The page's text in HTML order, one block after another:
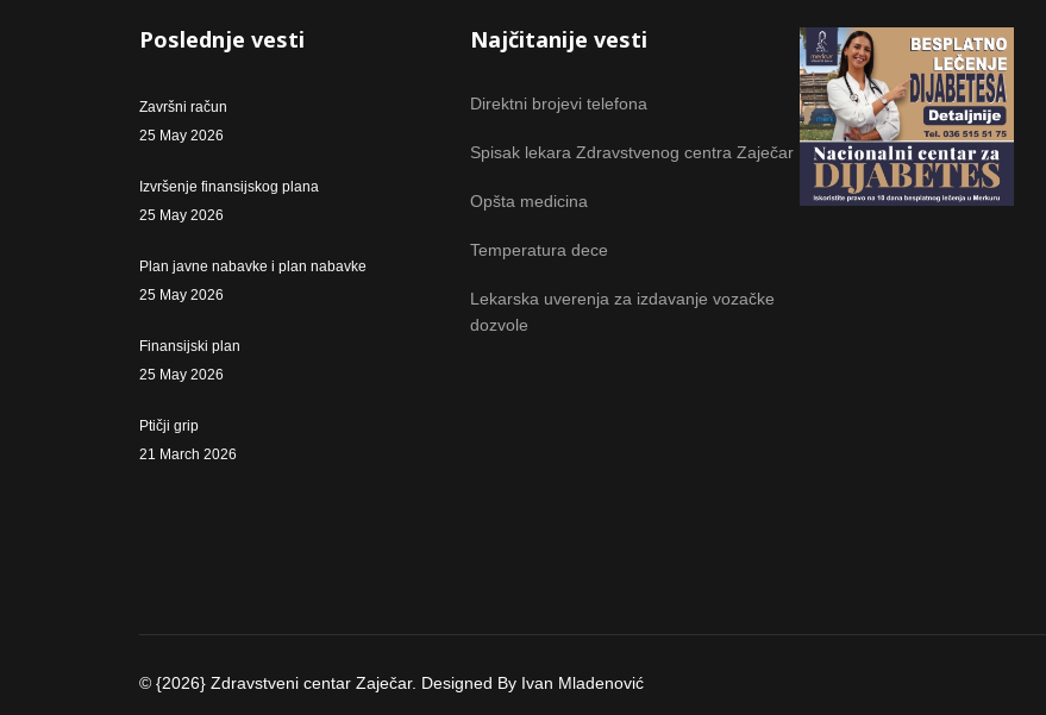
Poslednje vesti
Završni račun
25 May 2026
Izvršenje finansijskog plana
25 May 2026
Plan javne nabavke i plan nabavke
25 May 2026
Finansijski plan
25 May 2026
Ptičji grip
21 March 2026
Najčitanije vesti
Direktni brojevi telefona
Spisak lekara Zdravstvenog centra Zaječar
Opšta medicina
Temperatura dece
Lekarska uverenja za izdavanje vozačke
dozvole
© {2026} Zdravstveni centar Zaječar. Designed By Ivan Mladenović